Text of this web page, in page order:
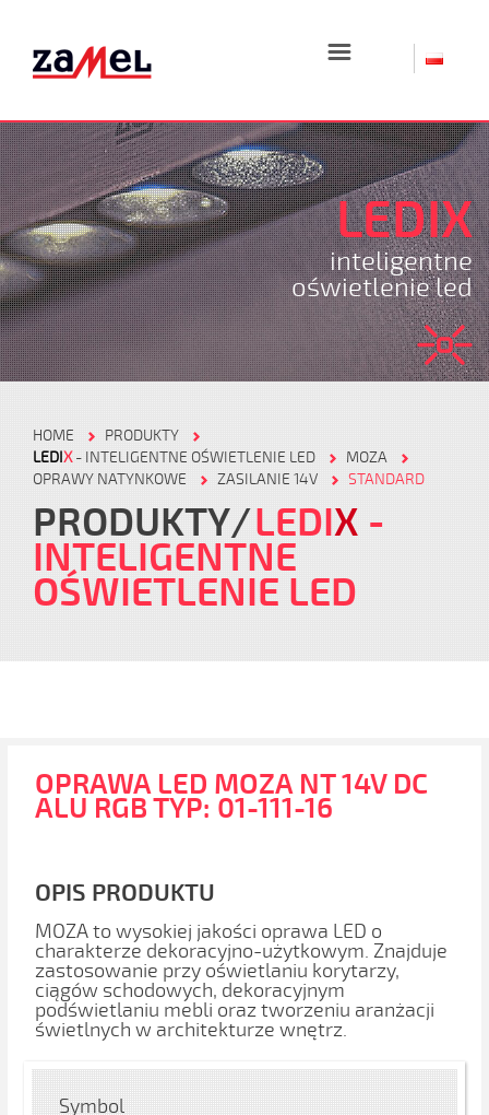
☰
LEDIX
inteligentne
oświetlenie led
HOME
PRODUKTY
LEDIX- INTELIGENTNE OŚWIETLENIE LED
MOZA
OPRAWY NATYNKOWE
ZASILANIE 14V STANDARD
PRODUKTY LEDIX -
INTELIGENTNE
OŚWIETLENIE LED
OPRAWA LED MOZA NT 14V DC
ALU RGB TYP: 01-111-16
OPIS PRODUKTU
MOZA to wysokiej jakości oprawa LED o
charakterze dekoracyjno-użytkowym. Znajduje
zastosowanie przy oświetlaniu korytarzy,
ciągów schodowych, dekoracyjnym
podświetlaniu mebli oraz tworzeniu aranżacji
świetlnych w architekturze wnętrz.
Symbol